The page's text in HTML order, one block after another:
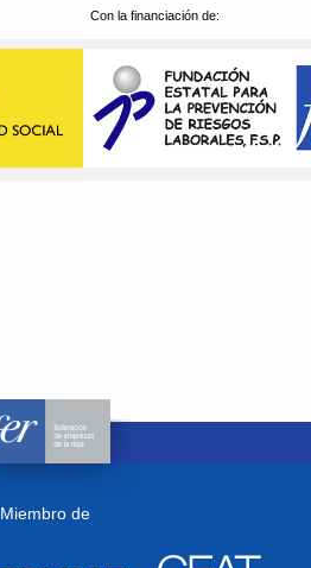
Con la financiación de:
Miembro de